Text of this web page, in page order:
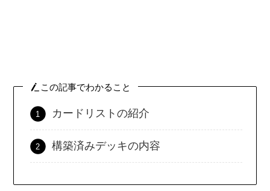
この記事でわかること
カードリストの紹介
構築済みデッキの内容